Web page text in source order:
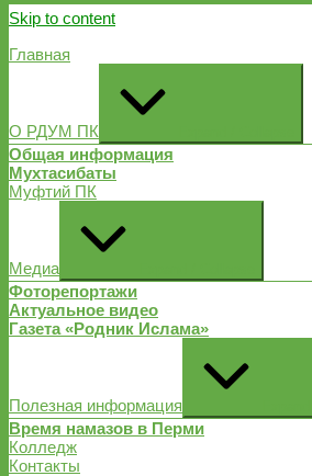
Skip to content
Главная
О РДУМ ПК
Общая информация
Мухтасибаты
Муфтий ПК
Медиа
Фоторепортажи
Актуальное видео
Газета «Родник Ислама»
Полезная информация
Время намазов в Перми
Колледж
Контакты